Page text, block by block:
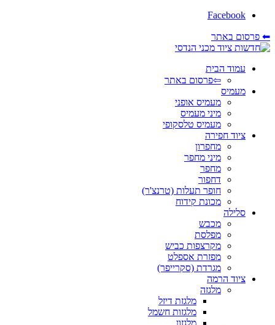
Facebook
⬅ פרסום באתר
עמוד הבית
⇦פרסום באתר
מעמיס
מעמיס אופני
מיני מעמיס
מעמיס טלסקופי
ציוד חפירה
מחפרון
מיני מחפר
מחפר
דחפור
חופר תעלות (טרנצ'ר)
מכונת קידוח
סלילה
מכבש
מפלסת
מקרצפות כביש
מפזרת אספלט
מגרדת (סקרייפר)
ציוד הרמה
מלגזה
מלגזת דיזל
מלגזות חשמל
מלגזון